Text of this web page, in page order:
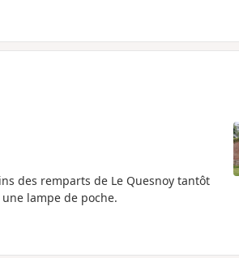
des remparts de Le Quesnoy tantôt
lampe de poche.